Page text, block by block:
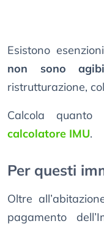
Esistono
non sono
ristrutturazione,
Calcola
calcolatore IMU.
Per questi
Oltre
pagamento